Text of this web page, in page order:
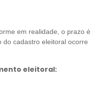
em realidade, o prazo é
cadastro eleitoral ocorre
eleitoral: